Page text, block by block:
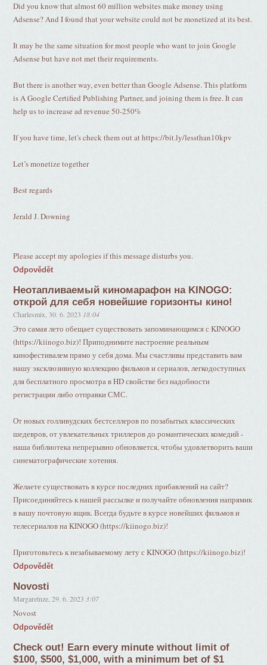
Did you know that almost 60 million websites make money using
Adsense? And I found that your website could not be monetized at its best.
It may be the same situation for most people who want to join Google
Adsense but have not met their requirements.
But there is another way, even better than Google Adsense. This platform
is A Google Certified Publishing Partner, and joining them is free. It can
help us to increase ad revenue 50-250%
If you have time, let's check them out at https://bit.ly/lessthan10kpv
Let’s monetize together
Best regards
Jerald J. Downing
Please accept my apologies if this message disturbs you.
Odpovědět
Неотапливаемый киномарафон на KINOGO:
открой для себя новейшие горизонты кино!
Charlesmix ,30. 6. 2023 18:04
Это самая лето обещает существовать запоминающимся с KINOGO
(https://kiinogo.biz)! Приподнимите настроение реальным
кинофестивалем прямо у себя дома. Мы счастливы представить вам
нашу эксклюзивную коллекцию фильмов и сериалов, легкодоступных
для бесплатного просмотра в HD свойстве без надобности
регистрации либо отправки СМС.
От новых голливудских бестселлеров по позабытых классических
шедевров, от увлекательных триллеров до романтических комедий -
наша библиотека непрерывно обновляется, чтобы удовлетворить ваши
синематографические хотения.
Желаете существовать в курсе последних прибавлений на сайт?
Присоединяйтесь к нашей рассылке и получайте обновления напрямик
в вашу почтовую ящик. Всегда будьте в курсе новейших фильмов и
телесериалов на KINOGO (https://kiinogo.biz)!
Приготовьтесь к незабываемому лету с KINOGO (https://kiinogo.biz)!
Odpovědět
Novosti
Margaretnze ,29. 6. 2023 3:07
Novost
Odpovědět
Check out! Earn every minute without limit of
$100, $500, $1,000, with a minimum bet of $1